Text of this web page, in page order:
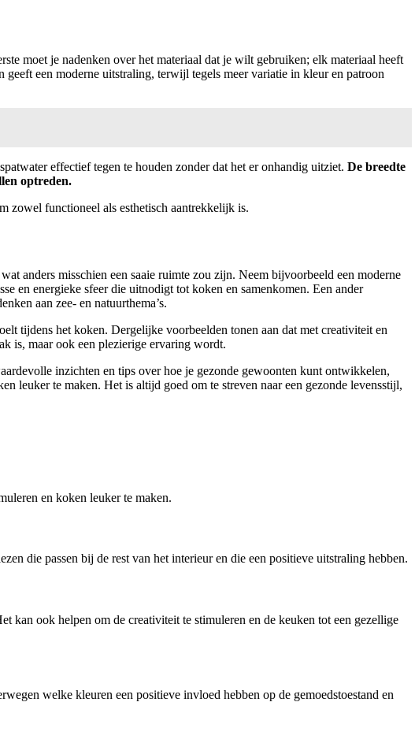
moet je nadenken over het materiaal dat je wilt gebruiken; elk materiaal heeft
een moderne uitstraling, terwijl tegels meer variatie in kleur en patroon
effectief tegen te houden zonder dat het er onhandig uitziet. De breedte
optreden.
zowel functioneel als esthetisch aantrekkelijk is.
anders misschien een saaie ruimte zou zijn. Neem bijvoorbeeld een moderne
en energieke sfeer die uitnodigt tot koken en samenkomen. Een ander
aan zee- en natuurthema’s.
tijdens het koken. Dergelijke voorbeelden tonen aan dat met creativiteit en
is, maar ook een plezierige ervaring wordt.
inzichten en tips over hoe je gezonde gewoonten kunt ontwikkelen,
leuker te maken. Het is altijd goed om te streven naar een gezonde levensstijl,
en koken leuker te maken.
die passen bij de rest van het interieur en die een positieve uitstraling hebben.
kan ook helpen om de creativiteit te stimuleren en de keuken tot een gezellige
welke kleuren een positieve invloed hebben op de gemoedstoestand en